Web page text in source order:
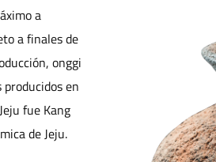
a
a finales de
onggi
en
fue Kang
de Jeju.